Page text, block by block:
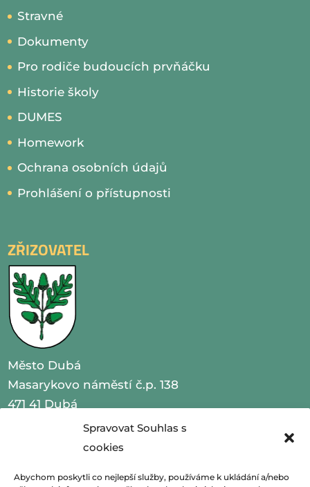
Spravovat Souhlas s
cookies
Abychom poskytli co nejlepší služby, používáme k ukládání a/nebo
Stravné
Dokumenty
Pro rodiče budoucích prvňáčku
Historie školy
DUMES
Homework
Ochrana osobních údajů
Prohlášení o přístupnosti
ZŘIZOVATEL
Město Dubá
Masarykovo náměstí č.p. 138
471 41 Dubá
IČO 00260479